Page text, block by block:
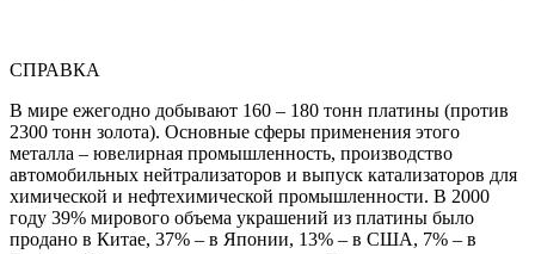
СПРАВКА
В мире ежегодно добывают 160 – 180 тонн платины (против
2300 тонн золота). Основные сферы применения этого
металла – ювелирная промышленность, производство
автомобильных нейтрализаторов и выпуск катализаторов для
химической и нефтехимической промышленности. В 2000
году 39% мирового объема украшений из платины было
продано в Китае, 37% – в Японии, 13% – в США, 7% – в